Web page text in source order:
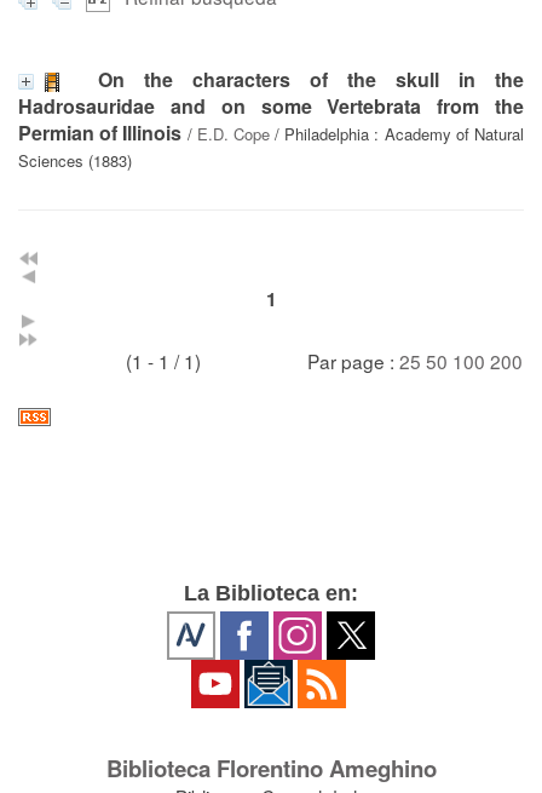
On the characters of the skull in the
Hadrosauridae and on some Vertebrata from the
Permian of Illinois / E.D. Cope/ Philadelphia : Academy of Natural
Sciences (1883)
1
(1 - 1 / 1) Par page : 25 50 100 200
La Biblioteca en:
Biblioteca Florentino Ameghino